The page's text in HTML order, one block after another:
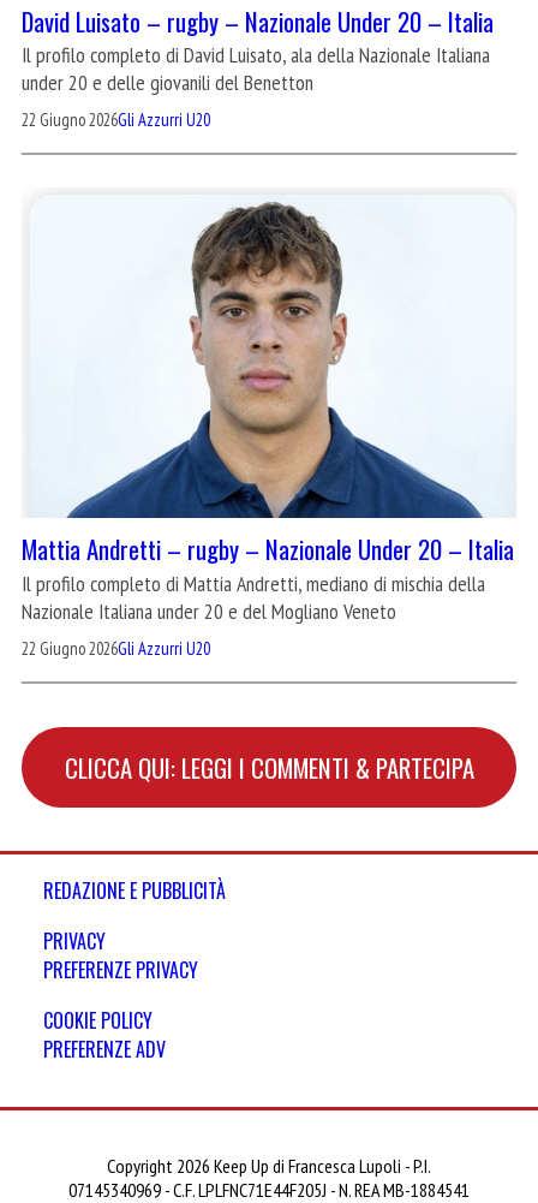
David Luisato – rugby – Nazionale Under 20 – Italia
Il profilo completo di David Luisato, ala della Nazionale Italiana
under 20 e delle giovanili del Benetton
22 Giugno 2026Gli Azzurri U20
Mattia Andretti – rugby – Nazionale Under 20 – Italia
Il profilo completo di Mattia Andretti, mediano di mischia della
Nazionale Italiana under 20 e del Mogliano Veneto
22 Giugno 2026Gli Azzurri U20
CLICCA QUI: LEGGI I COMMENTI & PARTECIPA
REDAZIONE E PUBBLICITÀ
PRIVACY
PREFERENZE PRIVACY
COOKIE POLICY
PREFERENZE ADV
Copyright 2026 Keep Up di Francesca Lupoli - P.I.
07145340969 - C.F. LPLFNC71E44F205J - N. REA MB-1884541